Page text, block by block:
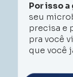
Por isso
seu
precisa e
pra você
que você